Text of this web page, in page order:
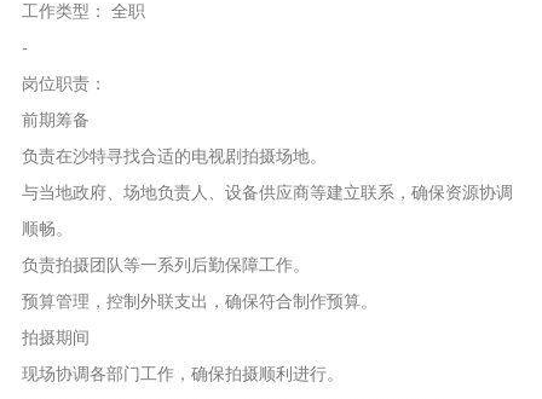
工作类型： 全职
-
岗位职责：
前期筹备
负责在沙特寻找合适的电视剧拍摄场地。
与当地政府、场地负责人、设备供应商等建立联系，确保资源协调
顺畅。
负责拍摄团队等一系列后勤保障工作。
预算管理，控制外联支出，确保符合制作预算。
拍摄期间
现场协调各部门工作，确保拍摄顺利进行。